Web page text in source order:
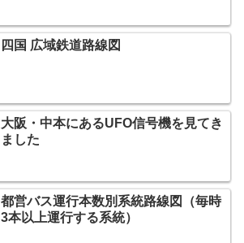
四国 広域鉄道路線図
大阪・中本にあるUFO信号機を見てき
ました
都営バス運行本数別系統路線図（毎時
3本以上運行する系統）